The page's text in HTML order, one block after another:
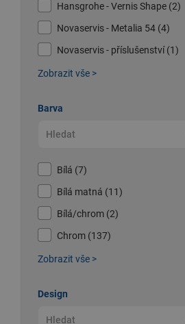
Hansgrohe - Vernis Shape (2)
Novaservis - Metalia 54 (4)
Novaservis - příslušenství (1)
Zobrazit vše >
Barva
Bílá (7)
Bílá matná (11)
Bílá/chrom (2)
Chrom (137)
Zobrazit vše >
Design